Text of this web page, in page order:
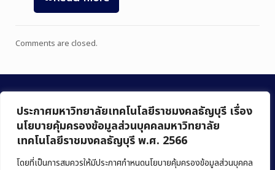
ประกาศมหาวิทยาลัยเทคโนโลยีราชมงคลธัญบุรี เรื่อง
นโยบายคุ้มครองข้อมูลส่วนบุคคลมหาวิทยาลัย
เทคโนโลยีราชมงคลธัญบุรี พ.ศ. 2566
โดยที่เป็นการสมควรให้มีประกาศกำหนดนโยบายคุ้มครองข้อมูลส่วนบุคคล
Comments are closed.
คณะบริหารธุรกิจ
มหาวิทยาลัยเทคโนโลยีราชมงคลธัญบุรี